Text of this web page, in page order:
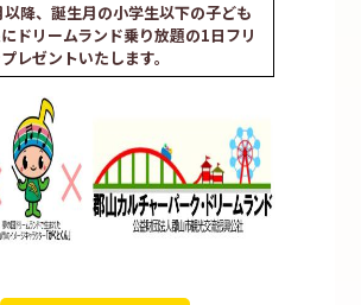
降、誕生月の小学生以下の子ども
ドリームランド乗り放題の1日フリ
レゼントいたします。